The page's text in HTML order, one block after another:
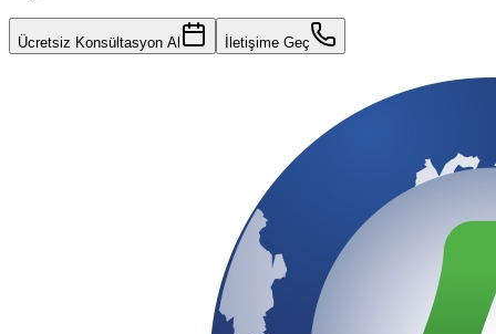
Ücretsiz Konsültasyon Al İletişime Geç